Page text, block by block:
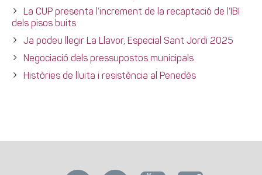
La CUP presenta l’increment de la recaptació de l’IBI
dels pisos buits
Ja podeu llegir La Llavor, Especial Sant Jordi 2025
Negociació dels pressupostos municipals
Històries de lluita i resistència al Penedès